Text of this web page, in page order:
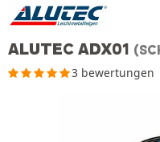
ALUTEC ADX01
3 bewertungen